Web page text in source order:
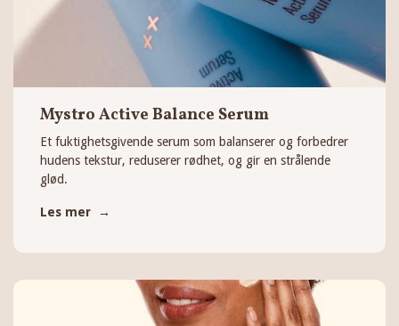
Mystro Active Balance Serum
Et fuktighetsgivende serum som balanserer og forbedrer
hudens tekstur, reduserer rødhet, og gir en strålende
glød.
Les mer →